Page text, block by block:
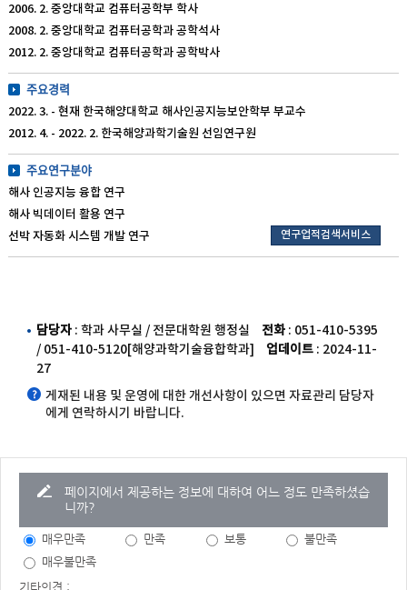
2006. 2. 중앙대학교 컴퓨터공학부 학사
2008. 2. 중앙대학교 컴퓨터공학과 공학석사
2012. 2. 중앙대학교 컴퓨터공학과 공학박사
주요경력
2022. 3. - 현재 한국해양대학교 해사인공지능보안학부 부교수
2012. 4. - 2022. 2. 한국해양과학기술원 선임연구원
주요연구분야
해사 인공지능 융합 연구
해사 빅데이터 활용 연구
선박 자동화 시스템 개발 연구
연구업적검색서비스
담당자 : 학과 사무실 / 전문대학원 행정실 전화 : 051-410-5395
/ 051-410-5120[해양과학기술융합학과]
업데이트 : 2024-11-
27
게재된 내용 및 운영에 대한 개선사항이 있으면 자료관리 담당자
에게 연락하시기 바랍니다.
페이지에서 제공하는 정보에 대하여 어느 정도 만족하셨습
니까?
매우만족 만족 보통
불만족
매우불만족
기타의견 :